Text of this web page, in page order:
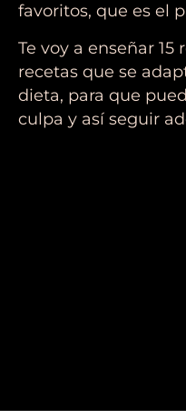
favoritos, que es el
Te voy a enseñar 15
recetas que se
dieta, para que
culpa y así seguir